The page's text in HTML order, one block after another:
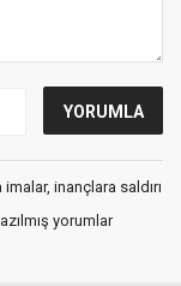
inançlara saldırı
yorumlar